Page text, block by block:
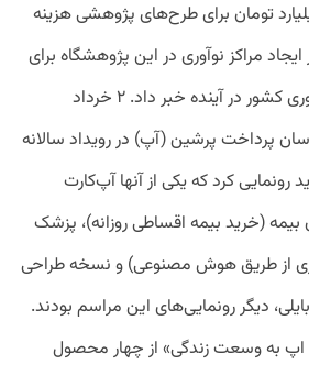
پژوهشگاه ۱۰۰ میلیارد تومان برای طرح‌های پژوهشی هزینه
مراکز نوآوری در این پژوهشگاه برای
حمایت از اکوسیستم نوآوری کشور در آینده خبر‌ داد. ۲ خرداد
پرداخت پرشین (آپ) در رویداد سالانه
کرد که یکی از آنها آپ‌کارت
(خرید بیمه اقساطی روزانه)، پزشک
از طریق هوش مصنوعی) و نسخه طراحی
دیگر رونمایی‌های این مراسم بودند.
اپ به وسعت زندگی» از چهار محصول